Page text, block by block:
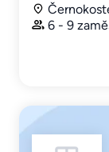
6 - 9